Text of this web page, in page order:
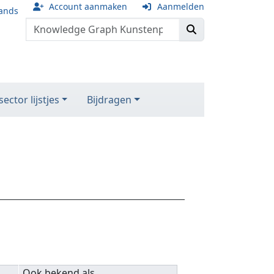
Account aanmaken Aanmelden
lijstjes Bijdragen